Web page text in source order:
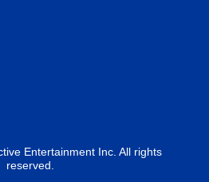
Entertainment Inc. All rights
reserved.